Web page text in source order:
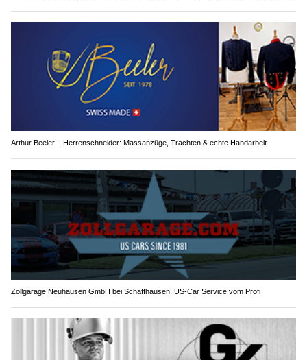
Arthur Beeler – Herrenschneider: Massanzüge, Trachten & echte Handarbeit
Zollgarage Neuhausen GmbH bei Schaffhausen: US-Car Service vom Profi